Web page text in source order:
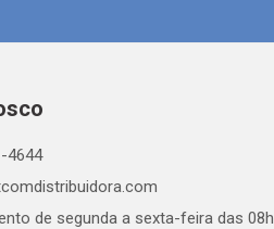
4644
de segunda a sexta-feira das 08h